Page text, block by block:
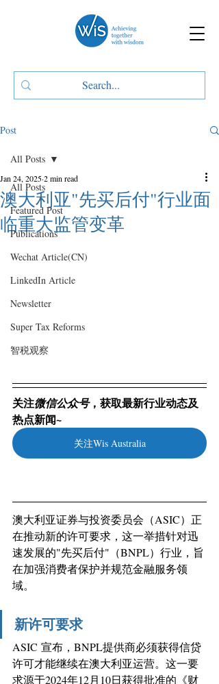
Post
All Posts
Featured Post
Publications
Wechat Article(CN)
LinkedIn Article
Newsletter
Super Tax Reforms
智税观察
All Posts
澳大利亚"先买后付"行业面
临重大监管变革
Jan 24, 20252 min read
关注微信公众号，获取最新行业动态及
热点新闻~
关注Wis Australia
澳大利亚证券与投资委员会（ASIC）正
在推动新的许可要求，这一举措针对迅
速发展的"先买后付"（BNPL）行业，旨
在加强消费者保护并规范金融服务领
域。
新许可要求
ASIC 宣布，BNPL提供商必须获得信贷
许可才能继续在澳大利亚运营。这一要
求源于2024年12月10日获得批准的《财